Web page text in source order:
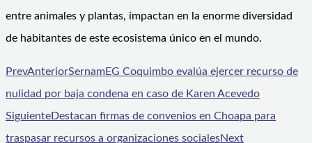
entre animales y plantas, impactan en la enorme diversidad
de habitantes de este ecosistema único en el mundo.
PrevAnteriorSernamEG Coquimbo evalúa ejercer recurso de
nulidad por baja condena en caso de Karen Acevedo
SiguienteDestacan firmas de convenios en Choapa para
traspasar recursos a organizaciones socialesNext